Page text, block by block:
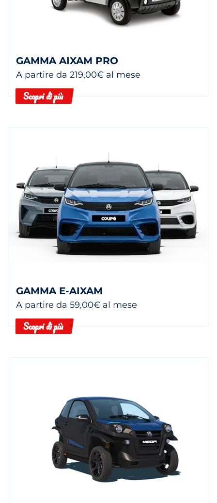
GAMMA AIXAM PRO
A partire da 219,00€ al mese
Scopri di più
GAMMA E-AIXAM
A partire da 59,00€ al mese
Scopri di più